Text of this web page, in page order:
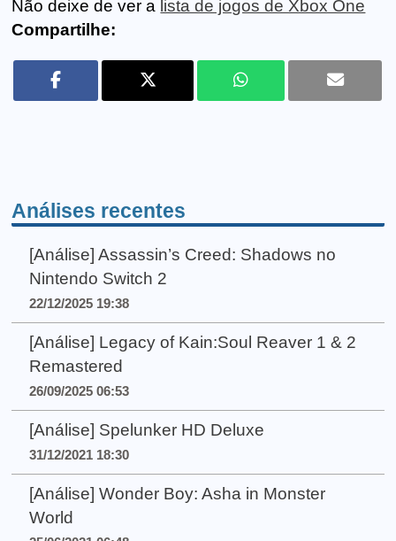
Não deixe de ver a lista de jogos de Xbox One
Compartilhe:
Análises recentes
[Análise] Assassin’s Creed: Shadows no
Nintendo Switch 2
22/12/2025 19:38
[Análise] Legacy of Kain:Soul Reaver 1 & 2
Remastered
26/09/2025 06:53
[Análise] Spelunker HD Deluxe
31/12/2021 18:30
[Análise] Wonder Boy: Asha in Monster
World